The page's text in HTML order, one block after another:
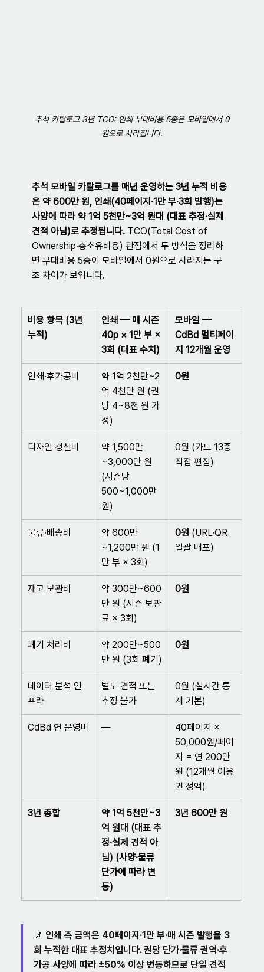
추석 카탈로그 3년 TCO: 인쇄 부대비용 5종은 모바일에서 0
원으로 사라집니다.
추석 모바일 카탈로그를 매년 운영하는 3년 누적 비용
은 약 600만 원, 인쇄(40페이지·1만 부·3회 발행)는
사양에 따라 약 1억 5천만~3억 원대 (대표 추정·실제
견적 아님)로 추정됩니다. TCO(Total Cost of
Ownership·총소유비용) 관점에서 두 방식을 정리하
면 부대비용 5종이 모바일에서 0원으로 사라지는 구
조 차이가 보입니다.
비용 항목 (3년
누적)
인쇄 — 매 시즌
40p × 1만 부 ×
3회 (대표 수치)
모바일 —
CdBd 멀티페이
지 12개월 운영
인쇄·후가공비
약 1억 2천만~2
억 4천만 원 (권
당 4~8천 원 가
정)
0원
디자인 갱신비
약 1,500만
~3,000만 원
(시즌당
500~1,000만
원)
0원 (카드 13종
직접 편집)
물류·배송비
약 600만
~1,200만 원 (1
만 부 × 3회)
0원 (URL·QR
일괄 배포)
재고 보관비
약 300만~600
만 원 (시즌 보관
료 × 3회)
0원
폐기 처리비
약 200만~500
만 원 (3회 폐기)
0원
데이터 분석 인
프라
별도 견적 또는
추정 불가
0원 (실시간 통
계 기본)
CdBd 연 운영비 —
40페이지 ×
50,000원/페이
지 = 연 200만
원 (12개월 이용
권 정액)
3년 총합
약 1억 5천만~3
억 원대 (대표 추
정·실제 견적 아
님) (사양·물류
단가에 따라 변
동)
3년 600만 원
📌 인쇄 측 금액은 40페이지·1만 부·매 시즌 발행을 3
회 누적한 대표 추정치 입니다. 권당 단가·물류 권역·후
가공 사양에 따라 ±50% 이상 변동하므로 단일 견적